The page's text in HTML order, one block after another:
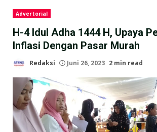
Advertorial
H-4 Idul Adha 1444 H, Upaya
Inflasi Dengan Pasar Murah
Redaksi Juni 26, 2023 2 min read